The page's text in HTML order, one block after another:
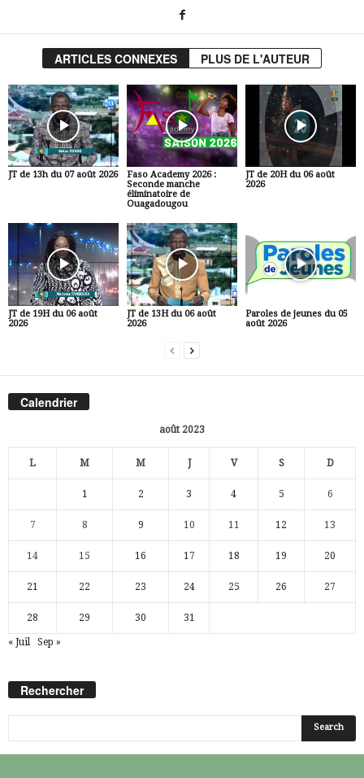
ARTICLES CONNEXES PLUS DE L'AUTEUR
JT de 13h du 07 août 2026
Faso Academy 2026 :
Seconde manche
éliminatoire de
Ouagadougou
JT de 20H du 06 août
2026
JT de 19H du 06 août
2026
JT de 13H du 06 août
2026
Paroles de jeunes du 05
août 2026
Calendrier
août 2023
L M M J V S D
1 2 3 4 5 6
7 8 9 10 11 12 13
14 15 16 17 18 19 20
21 22 23 24 25 26 27
28 29 30 31
« Juil Sep »
Rechercher